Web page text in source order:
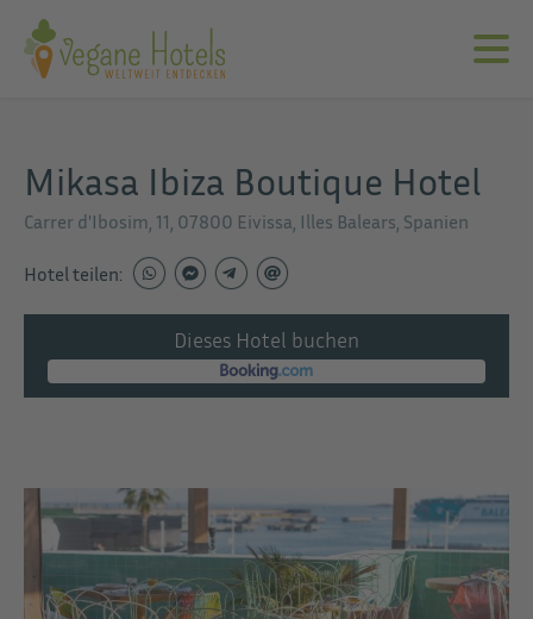
Mikasa Ibiza Boutique Hotel
Carrer d'Ibosim, 11, 07800 Eivissa, Illes Balears, Spanien
Hotel teilen:
Dieses Hotel buchen